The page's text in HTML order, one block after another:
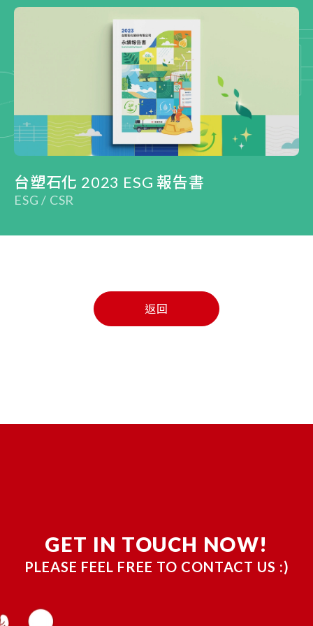
台塑石化 2023 ESG 報告書
ESG / CSR
返回
GET IN TOUCH NOW!
PLEASE FEEL FREE TO CONTACT US :)